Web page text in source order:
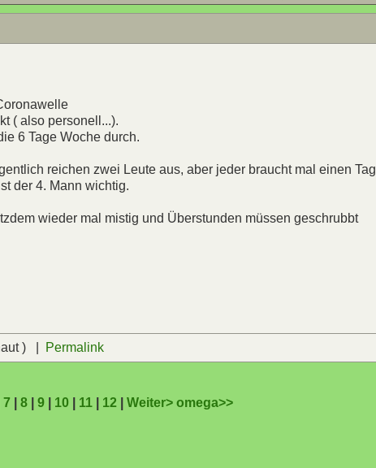
( also personell...).
6 Tage Woche durch.
reichen zwei Leute aus, aber jeder braucht mal einen Tag
der 4. Mann wichtig.
wieder mal mistig und Überstunden müssen geschrubbt
) | Permalink
7 8| 9| 10| 11| 12| Weiter> omega>>